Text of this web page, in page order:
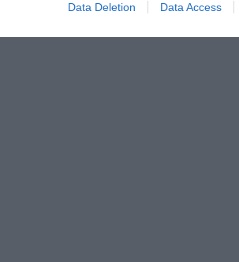
Data Deletion Data Access